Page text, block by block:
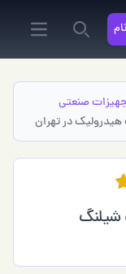
menu
صنعتی
در تهران
شیلنگ